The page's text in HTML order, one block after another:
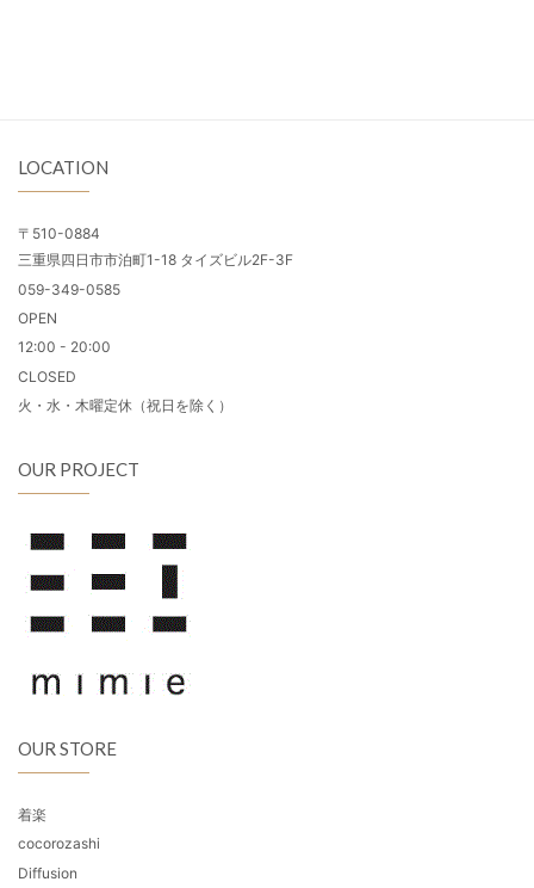
LOCATION
〒510-0884
三重県四日市市泊町1-18 タイズビル2F-3F
059-349-0585
OPEN
12:00 - 20:00
CLOSED
火・水・木曜定休（祝日を除く）
OUR PROJECT
OUR STORE
着楽
cocorozashi
Diffusion